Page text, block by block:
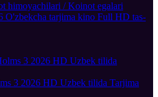
himoyachilari / Koinot egalari
O'zbekcha tarjima kino Full HD tas-
3 2026 HD Uzbek tilida Tarjima